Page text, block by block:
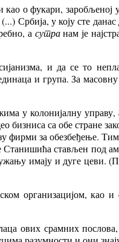
о фукари,
Србија, у коју сте
а сутранам је
и да се то
и група. За
у колонијалну управу,
са обе стране
за обезбеђење.
стављен под
имају и дуге цеви.
организацијом, као
ових срамних